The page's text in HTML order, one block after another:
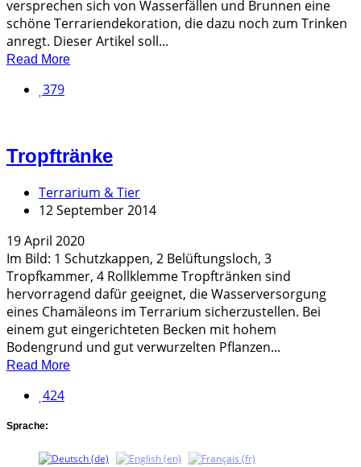
versprechen sich von Wasserfällen und Brunnen eine
schöne Terrariendekoration, die dazu noch zum Trinken
anregt. Dieser Artikel soll...
Read More
379
Tropftränke
Terrarium & Tier
12 September 2014
19 April 2020
Im Bild: 1 Schutzkappen, 2 Belüftungsloch, 3
Tropfkammer, 4 Rollklemme Tropftränken sind
hervorragend dafür geeignet, die Wasserversorgung
eines Chamäleons im Terrarium sicherzustellen. Bei
einem gut eingerichteten Becken mit hohem
Bodengrund und gut verwurzelten Pflanzen...
Read More
424
Sprache: